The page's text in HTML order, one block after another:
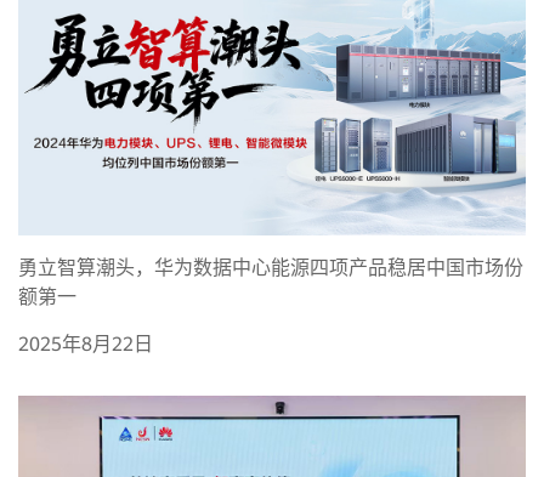
勇立智算潮头，华为数据中心能源四项产品稳居中国市场份
额第一
2025年8月22日